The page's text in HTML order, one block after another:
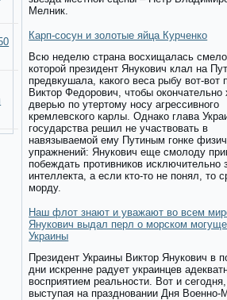
Мелник.
Карп-сосун и золотые яйца Курченко
Всю неделю страна восхищалась
которой президент Янукович клал на
предвкушала, какого веса рыбу вот-вот
Виктор Федорович, чтобы окончательно
дверью по утертому носу агрессивного
кремлевского карлы. Однако глава
государства решил не участвовать в
навязываемой ему Путиным гонке
упражнений: Янукович еще смолоду
побеждать противников исключительно
интеллекта, а если кто-то не понял, то
морду.
Наш флот знают и уважают во всем
Янукович выдал перл о морском
Украины
Президент Украины Виктор Янукович в
дни искренне радует украинцев
восприятием реальности. Вот и сегодня,
выступая на праздновании Дня Военно-